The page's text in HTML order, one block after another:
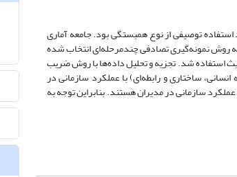
توصیفی از نوع همبستگی بود. جامعه آماری
گروه‌های آموزشی دانشگاه تبریز در سال تحصیلی 96-1395 بودند که از این جامعه، تعداد 215 مدیر به روش نمونه‌گیری تصادفی چندمرحله‌ای انتخاب شده
استفاده شد. تجزیه و تحلیل داده‌ها با روش ضریب
ساختاری و رابطه‌ای) با عملکرد سازمانی در
سازمانی در مدیران هستند. بنابراین توجه به